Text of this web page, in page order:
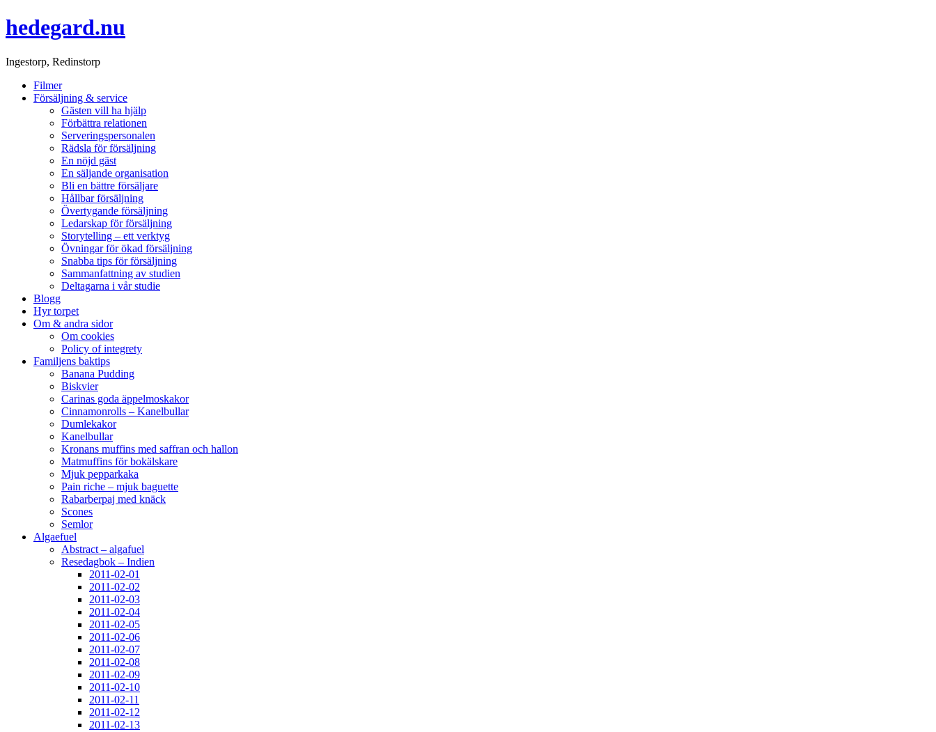
hedegard.nu
Ingestorp, Redinstorp
Filmer
Försäljning & service
Gästen vill ha hjälp
Förbättra relationen
Serveringspersonalen
Rädsla för försäljning
En nöjd gäst
En säljande organisation
Bli en bättre försäljare
Hållbar försäljning
Övertygande försäljning
Ledarskap för försäljning
Storytelling – ett verktyg
Övningar för ökad försäljning
Snabba tips för försäljning
Sammanfattning av studien
Deltagarna i vår studie
Blogg
Hyr torpet
Om & andra sidor
Om cookies
Policy of integrety
Familjens baktips
Banana Pudding
Biskvier
Carinas goda äppelmoskakor
Cinnamonrolls – Kanelbullar
Dumlekakor
Kanelbullar
Kronans muffins med saffran och hallon
Matmuffins för bokälskare
Mjuk pepparkaka
Pain riche – mjuk baguette
Rabarberpaj med knäck
Scones
Semlor
Algaefuel
Abstract – algafuel
Resedagbok – Indien
2011-02-01
2011-02-02
2011-02-03
2011-02-04
2011-02-05
2011-02-06
2011-02-07
2011-02-08
2011-02-09
2011-02-10
2011-02-11
2011-02-12
2011-02-13